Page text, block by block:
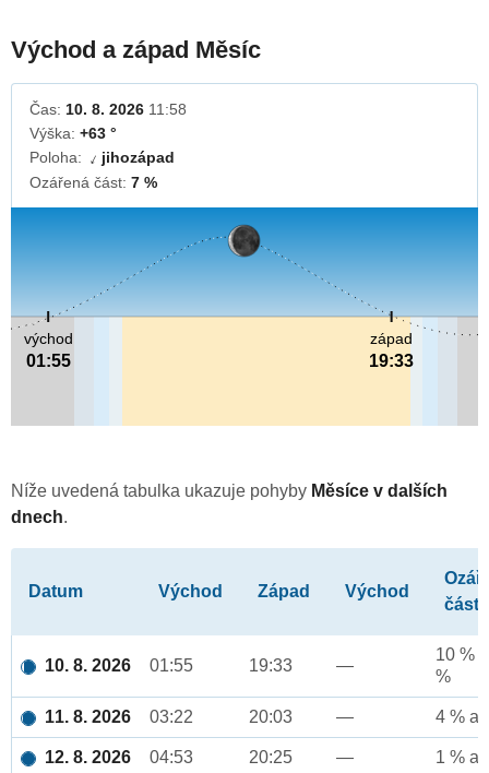
Východ a západ Měsíc
Čas: 10. 8. 2026 11:58
Výška: +63 °
Poloha: ↓ jihozápad
Ozářená část: 7 %
východ
01:55
západ
19:33
Níže uvedená tabulka ukazuje pohyby Měsíce v dalších
dnech.
Datum Východ Západ Východ
část
10. 8. 2026 01:55 19:33 —
10 %
%
11. 8. 2026 03:22 20:03 — 4 %
12. 8. 2026 04:53 20:25 — 1 %